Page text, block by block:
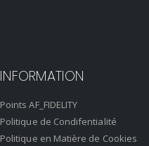
INFORMATION
Points AF_FIDELITY
Politique de Condifentialité
Politique en Matière de Cookies